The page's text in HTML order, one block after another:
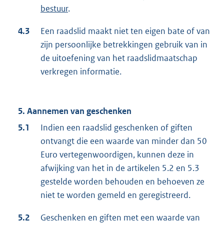
bestuur.
4.3
Een raadslid maakt niet ten eigen bate of van
zijn persoonlijke betrekkingen gebruik van in
de uitoefening van het raadslidmaatschap
verkregen informatie.
5. Aannemen van geschenken
5.1
Indien een raadslid geschenken of giften
ontvangt die een waarde van minder dan 50
Euro vertegenwoordigen, kunnen deze in
afwijking van het in de artikelen 5.2 en 5.3
gestelde worden behouden en behoeven ze
niet te worden gemeld en geregistreerd.
5.2
Geschenken en giften met een waarde van